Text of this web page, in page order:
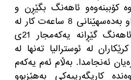
کۆببنەوەو ئاهەنگ بگێڕن و
بەدەسهێنانی
ساعەت کار لە
گێڕانە یەکەمجار
ی
لە ئوسترالیا تەنها لە
ئەنجامدا. بەڵام ئەم یەکەم
کاریگەرییەکی بەهێزبوو